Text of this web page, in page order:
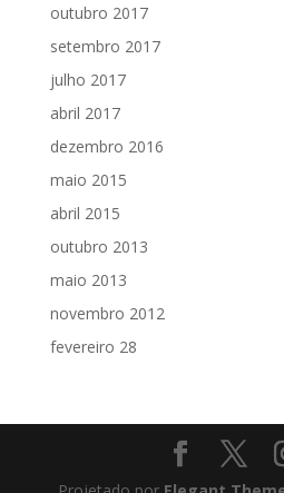
outubro 2017
setembro 2017
julho 2017
abril 2017
dezembro 2016
maio 2015
abril 2015
outubro 2013
maio 2013
novembro 2012
fevereiro 28